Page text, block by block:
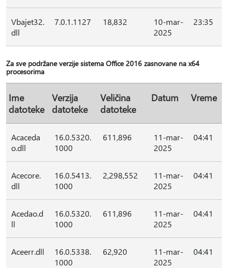
Vbajet32.
dll
7.0.1.1127 18,832
10-mar-
2025
23:35
Za sve podržane verzije sistema Office 2016 zasnovane na x64
procesorima
Ime
datoteke
Verzija
datoteke
Veličina
datoteke
Datum Vreme
Acaceda
o.dll
16.0.5320.
1000
611,896
11-mar-
2025
04:41
Acecore.
dll
16.0.5413.
1000
2,298,552
11-mar-
2025
04:41
Acedao.d
ll
16.0.5320.
1000
611,896
11-mar-
2025
04:41
Aceerr.dll
16.0.5338.
1000
62,920
11-mar-
2025
04:41